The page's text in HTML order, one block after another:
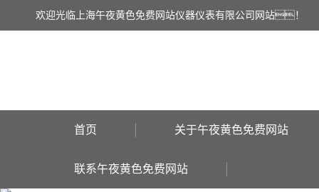
欢迎光临上海午夜黄色免费网站仪器仪表有限公司网站！
首页 关于午夜黄色免费网站
联系午夜黄色免费网站